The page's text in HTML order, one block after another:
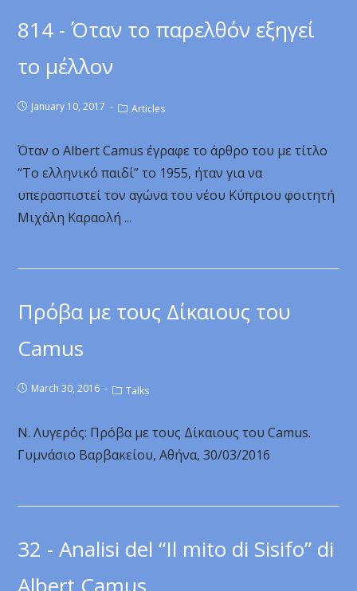
814 - Όταν το παρελθόν εξηγεί
το μέλλον
January 10, 2017 Articles
Όταν ο Albert Camus έγραφε το άρθρο του με τίτλο
“Το ελληνικό παιδί” το 1955, ήταν για να
υπερασπιστεί τον αγώνα του νέου Κύπριου φοιτητή
Μιχάλη Καραολή ...
Πρόβα με τους Δίκαιους του
Camus
March 30, 2016 Talks
Ν. Λυγερός: Πρόβα με τους Δίκαιους του Camus.
Γυμνάσιο Βαρβακείου, Αθήνα, 30/03/2016
32 - Analisi del “Il mito di Sisifo” di